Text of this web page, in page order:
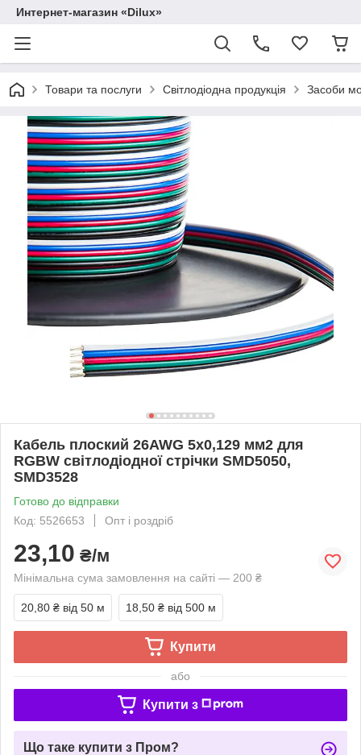
Интернет-магазин «Dilux»
Товари та послуги Світлодіодна продукція Засоби
Кабель плоский 26AWG 5х0,129 мм2 для
RGBW світлодіодної стрічки SMD5050,
SMD3528
Готово до відправки
Код: 5526653
Опт і роздріб
23,10 ₴/м
Мінімальна сума замовлення на сайті — 200 ₴
20,80 ₴ від 50 м 18,50 ₴ від 500 м
Купити
або
Купити з
Що таке купити з Пром?